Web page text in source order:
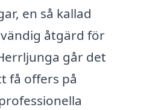
en så kallad
åtgärd för
går det
få offers på